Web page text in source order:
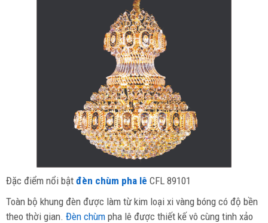
Đặc điểm nổi bật đèn chùm pha lê CFL 89101
Toàn bộ khung đèn được làm từ kim loại xi vàng bóng có độ bền
theo thời gian. Đèn chùm pha lê được thiết kế vô cùng tinh xảo